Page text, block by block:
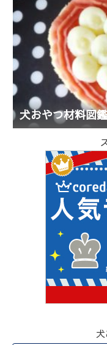
犬おやつ材料図鑑